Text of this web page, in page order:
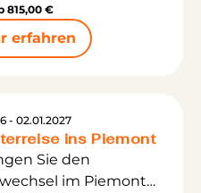
im
Land. Zahlreiche
begangen
Im familiär
4*Hotel Leonhard
Sie an einem
815,00 €
erfahren
- 02.01.2027
ins Piemont
Sie den
im Piemont